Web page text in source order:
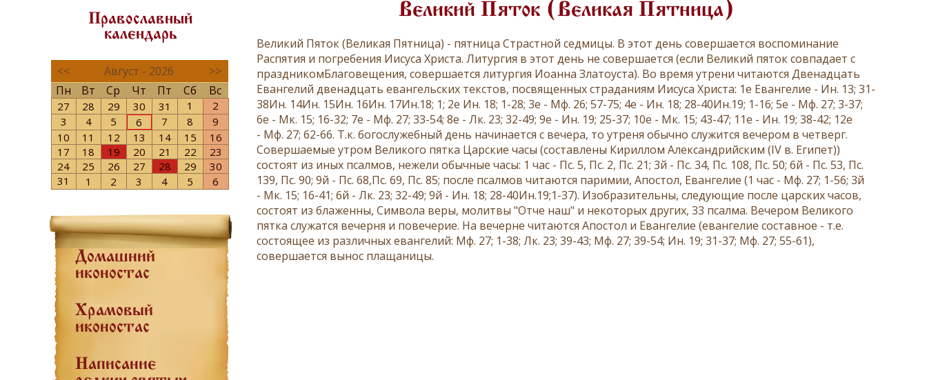
Православный
календарь
<< Август - 2026
>>
Пн
Вт Ср Чт Пт Сб Вс
27 28 29 30 31 1
2
3
4 5 6 7 8
9
10
11 12 13 14 15
16
17
18 19 20 21 22
23
24
25 26 27 28 29
30
31
1 2 3 4 5 6
Домашний
иконостас
Храмовый
иконостас
Написание
Великий Пяток (Великая Пятница)
Великий Пяток (Великая Пятница) - пятница Страстной седмицы. В этот день совершается воспоминание
Распятия и погребения Иисуса Христа. Литургия в этот день не совершается (если Великий пяток совпадает с
праздникомБлаговещения, совершается литургия Иоанна Златоуста). Во время утрени читаются Двенадцать
Евангелий двенадцать евангельских текстов, посвященных страданиям Иисуса Христа: 1е Евангелие - Ин. 13; 31-
38Ин. 14Ин. 15Ин. 16Ин. 17Ин.18; 1; 2е Ин. 18; 1-28; 3е - Мф. 26; 57-75; 4е - Ин. 18; 28-40Ин.19; 1-16; 5е - Мф. 27; 3-37;
6е - Мк. 15; 16-32; 7е - Мф. 27; 33-54; 8е - Лк. 23; 32-49; 9е - Ин. 19; 25-37; 10е - Мк. 15; 43-47; 11е - Ин. 19; 38-42; 12е
- Мф. 27; 62-66. Т.к. богослужебный день начинается с вечера, то утреня обычно служится вечером в четверг.
Совершаемые утром Великого пятка Царские часы (составлены Кириллом Александрийским (IV в. Египет))
состоят из иных псалмов, нежели обычные часы: 1 час - Пс. 5, Пс. 2, Пс. 21; 3й - Пс. 34, Пс. 108, Пс. 50; 6й - Пс. 53, Пс.
139, Пс. 90; 9й - Пс. 68,Пс. 69, Пс. 85; после псалмов читаются паримии, Апостол, Евангелие (1 час - Мф. 27; 1-56; 3й
- Мк. 15; 16-41; 6й - Лк. 23; 32-49; 9й - Ин. 18; 28-40Ин.19;1-37). Изобразительны, следующие после царских часов,
состоят из блаженны, Символа веры, молитвы "Отче наш" и некоторых других, 33 псалма. Вечером Великого
пятка служатся вечерня и повечерие. На вечерне читаются Апостол и Евангелие (евангелие составное - т.е.
состоящее из различных евангелий: Мф. 27; 1-38; Лк. 23; 39-43; Мф. 27; 39-54; Ин. 19; 31-37; Мф. 27; 55-61),
совершается вынос плащаницы.